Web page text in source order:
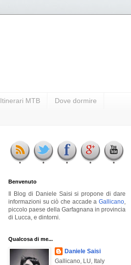
Itinerari MTB Dove dormire
Benvenuto
Il Blog di Daniele Saisi si propone di dare
informazioni su ciò che accade a Gallicano
piccolo paese della Garfagnana in provincia
di Lucca, e dintorni.
Qualcosa di me...
Daniele Saisi
Gallicano, LU, Italy